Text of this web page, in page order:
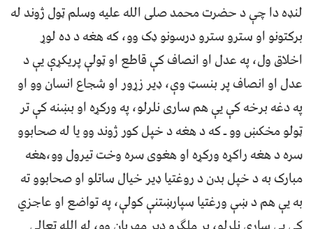
لنډه دا چې د حضرت محمد صلی الله علیه وسلم ټول ژوند له
برکتونو او سترو سترو درسونو ډک وو، که هغه د ده لوړ
اخلاق ول، په عدل او انصاف کې قاطع او ټولې پریکړې یې د
عدل او انصاف پر بنسټ وې، ډیر زړور او شجاع انسان وو او
په دغه برخه کې یې هم ساری نلرلو، په ورکړه او بښنه کې تر
ټولو مخکښ وو ـ که د هغه د خپل کور ژوند وو یا له صحابوو
سره د هغه راکړه ورکړه او هغوی سره وخت تیرول وو،هغه
مبارک به د خپل بدن د روغتیا ډیر خیال ساتلو او صحابوو ته
به یې هم د ښې ورغتیا سپارښتنې کولې، په تواضع او عاجزي